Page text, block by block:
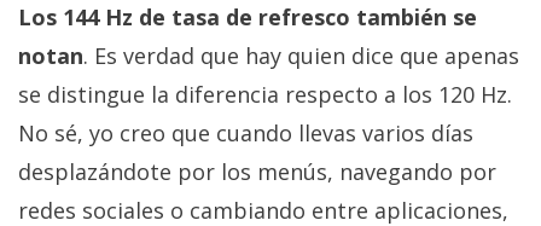
Los 144 Hz de tasa de refresco también se
notan. Es verdad que hay quien dice que apenas
se distingue la diferencia respecto a los 120 Hz.
No sé, yo creo que cuando llevas varios días
desplazándote por los menús, navegando por
redes sociales o cambiando entre aplicaciones,